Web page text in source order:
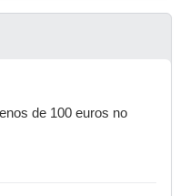
de 100 euros no